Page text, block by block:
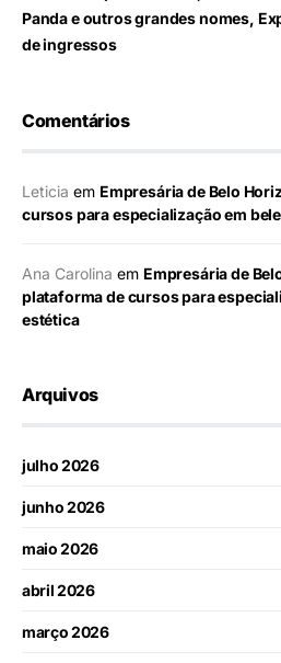
Panda e outros grandes nomes,
de ingressos
Comentários
Leticia em Empresária de Belo
cursos para especialização em
Ana Carolina em Empresária de
plataforma de cursos para
estética
Arquivos
julho 2026
junho 2026
maio 2026
abril 2026
março 2026